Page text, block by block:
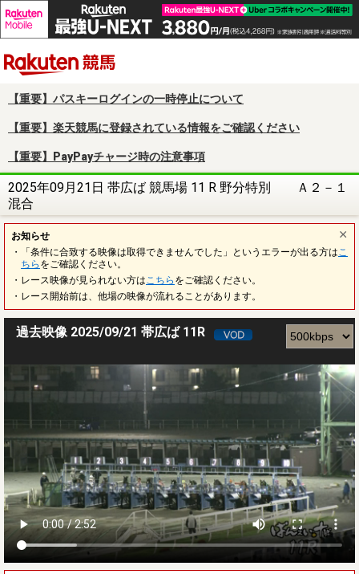
【重要】パスキーログインの一時停止について
【重要】楽天競馬に登録されている情報をご確認ください
【重要】PayPayチャージ時の注意事項
2025年09月21日 帯広ば 競馬場 11 R 野分特別 Ａ２－１
混合
お知らせ
・「条件に合致する映像は取得できませんでした」というエラーが出る方は こ
ちら をご確認ください。
・レース映像が見られない方は こちら をご確認ください。
・レース開始前は、他場の映像が流れることがあります。
過去映像 2025/09/21 帯広ば 11R